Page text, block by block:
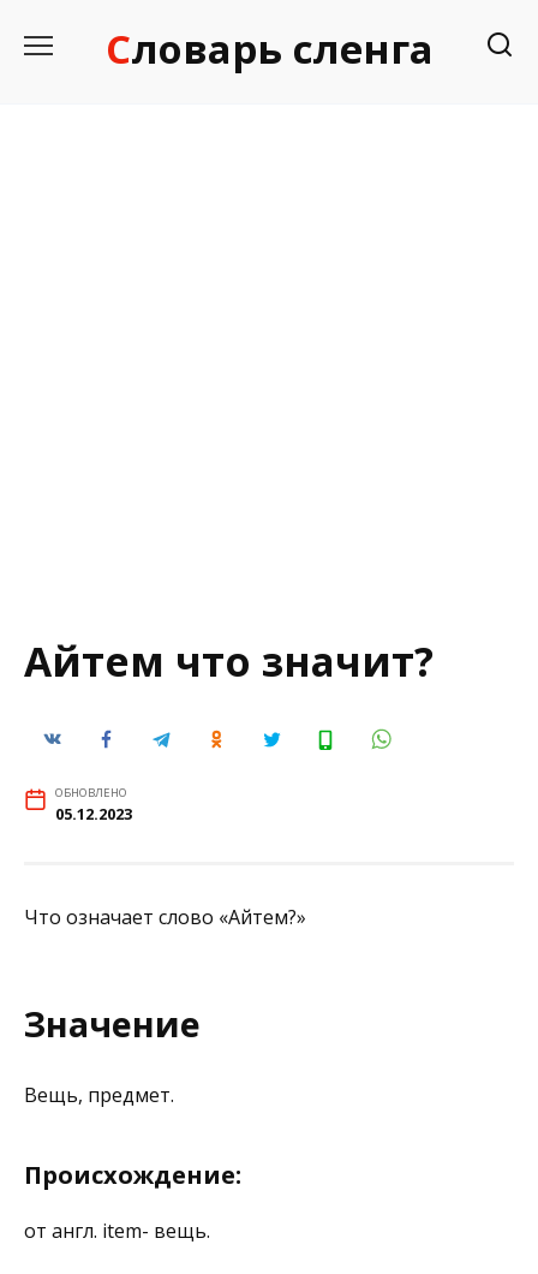
Словарь сленга
Aйтем что значит?
ОБНОВЛЕНО
05.12.2023
Что означает слово «Aйтем?»
Значение
Вещь, предмет.
Происхождение:
от англ. item- вещь.